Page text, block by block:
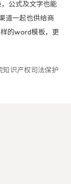
公式及文字也能
道一起也供给商
的word模板，更
知识产权司法保护